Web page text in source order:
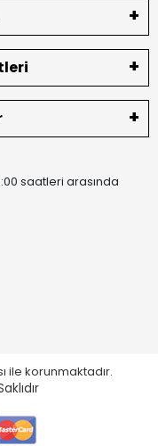
saatleri arasında
ile korunmaktadır.